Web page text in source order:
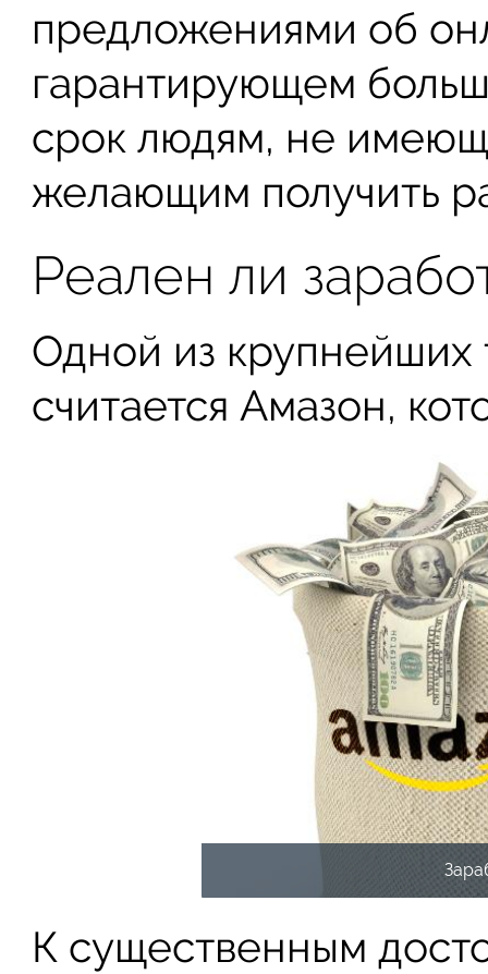
предложениями об
гарантирующем
срок людям, не
желающим получить
Реален ли
Одной из крупнейших
считается Амазон,
К существенным